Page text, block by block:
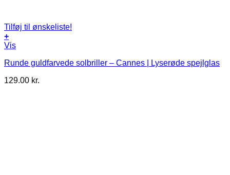
Tilføj til ønskeliste!
+
Vis
Runde guldfarvede solbriller – Cannes | Lyserøde spejlglas
129.00 kr.